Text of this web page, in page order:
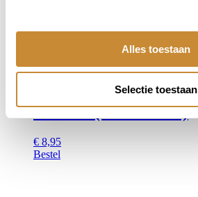
Alles toestaan
Selectie toestaan
VEER (large)
Bestel
HAPPY (uitverkocht)
€ 8,95
Bestel